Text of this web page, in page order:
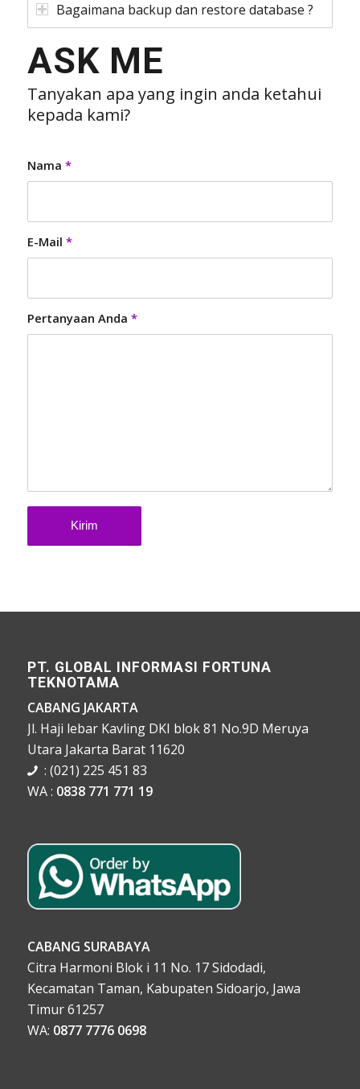
Bagaimana backup dan restore database ?
ASK ME
Tanyakan apa yang ingin anda ketahui
kepada kami?
Nama *
E-Mail *
Pertanyaan Anda *
PT. GLOBAL INFORMASI FORTUNA
TEKNOTAMA
CABANG JAKARTA
Jl. Haji lebar Kavling DKI blok 81 No.9D Meruya
Utara Jakarta Barat 11620
: (021) 225 451 83
WA : 0838 771 771 19
CABANG SURABAYA
Citra Harmoni Blok i 11 No. 17 Sidodadi,
Kecamatan Taman, Kabupaten Sidoarjo, Jawa
Timur 61257
WA: 0877 7776 0698